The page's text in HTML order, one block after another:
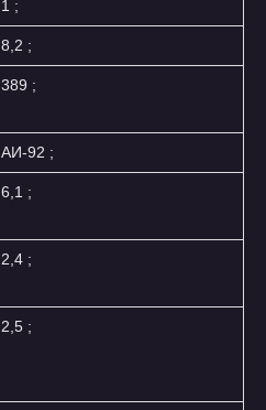
1 ;
8,2 ;
389 ;
АИ-92 ;
6,1 ;
2,4 ;
2,5 ;